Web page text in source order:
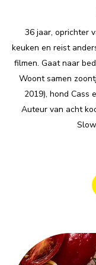
36 jaar, oprichter
keuken en reist
filmen. Gaat naar
Woont samen
2019), hond Cass
Auteur van acht